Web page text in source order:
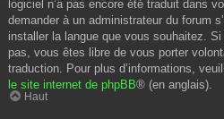
logiciel n’a pas encore été traduit dans
demander à un administrateur du forum
installer la langue que vous souhaitez.
pas, vous êtes libre de vous porter
traduction. Pour plus d’informations,
le site internet de phpBB® (en anglais).
Haut